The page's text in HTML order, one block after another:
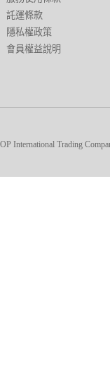
託運條款
隱私權政策
會員權益說明
International Trading